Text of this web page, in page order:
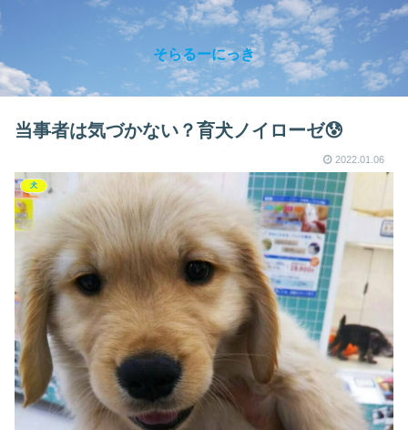
そらるーにっき
当事者は気づかない？育犬ノイローゼ😰
2022.01.06
犬